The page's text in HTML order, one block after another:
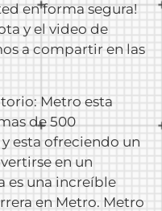
en forma segura!
y el video de
a compartir en las
Metro esta
de 500
esta ofreciendo un
en un
es una increíble
en Metro. Metro